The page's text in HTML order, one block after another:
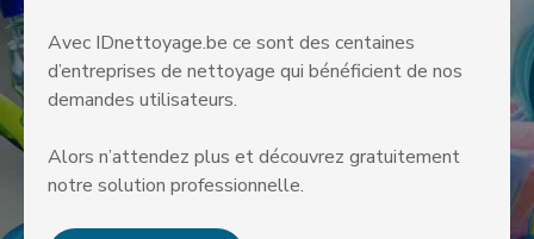
Avec IDnettoyage.be ce sont des centaines
d’entreprises de nettoyage qui bénéficient de nos
demandes utilisateurs.
Alors n’attendez plus et découvrez gratuitement
notre solution professionnelle.